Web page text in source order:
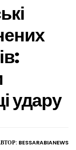
удару
BESSARABIANEWS